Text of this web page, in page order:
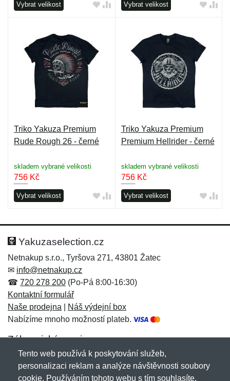
Vybrat velikost Vybrat velikost
Triko Yakuza Premium
Rude Rough 26 - černé
skladem vybrané velikosti
756 Kč
Vybrat velikost
Triko Yakuza Premium
Premium Hellrider - černé
skladem vybrané velikosti
756Kč
Vybrat velikost
Yakuzaselection.cz
Netnakup s.r.o., Tyršova 271, 43801 Žatec
✉ info@netnakup.cz
☎ 720 278 200 (Po-Pá 8:00-16:30)
Kontaktní formulář
Naše prodejna
Náš výdejní box
Nabízíme mnoho možností plateb.
Zákaznický servis
Novinky emailem
Tento web používá k poskytování služeb,
personalizaci reklam a analýze návštěvnosti soubory
cookie. Používáním tohoto webu s tím souhlasíte.